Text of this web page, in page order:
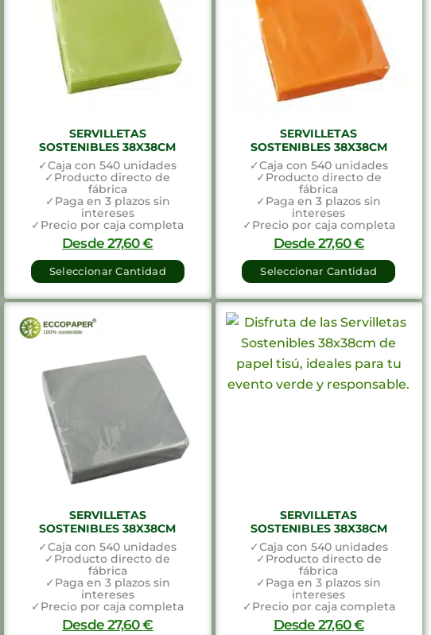
SERVILLETAS
SOSTENIBLES 38X38CM
✓Caja con 540 unidades
✓Producto directo de
fábrica
✓Paga en 3 plazos sin
intereses
✓Precio por caja completa
Desde 27,60€
Seleccionar Cantidad
SERVILLETAS
SOSTENIBLES 38X38CM
✓Caja con 540 unidades
✓Producto directo de
fábrica
✓Paga en 3 plazos sin
intereses
✓Precio por caja completa
Desde27,60€
Seleccionar Cantidad
SERVILLETAS
SOSTENIBLES 38X38CM
✓Caja con 540 unidades
✓Producto directo de
fábrica
✓Paga en 3 plazos sin
intereses
✓Precio por caja completa
Desde 27,60€
SERVILLETAS
SOSTENIBLES 38X38CM
✓Caja con 540 unidades
✓Producto directo de
fábrica
✓Paga en 3 plazos sin
intereses
✓Precio por caja completa
Desde27,60€